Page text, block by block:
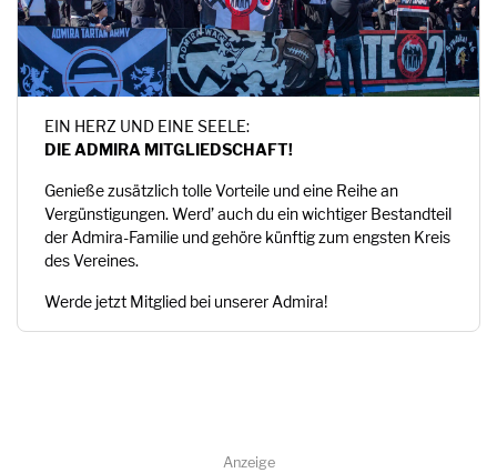
EIN HERZ UND EINE SEELE:
DIE ADMIRA MITGLIEDSCHAFT!
Genieße zusätzlich tolle Vorteile und eine Reihe an
Vergünstigungen. Werd’ auch du ein wichtiger Bestandteil
der Admira-Familie und gehöre künftig zum engsten Kreis
des Vereines.
Werde jetzt Mitglied bei unserer Admira!
Anzeige